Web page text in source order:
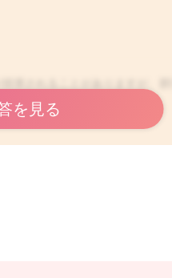
せん。
がら、治っていくことも多いで
を見る